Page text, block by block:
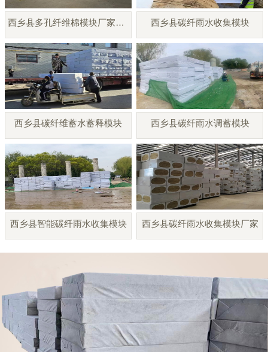
西乡县多孔纤维棉模块厂家直销 西乡县碳纤雨水收集模块
西乡县碳纤维蓄水蓄释模块 西乡县碳纤雨水调蓄模块
西乡县智能碳纤雨水收集模块 西乡县碳纤雨水收集模块厂家